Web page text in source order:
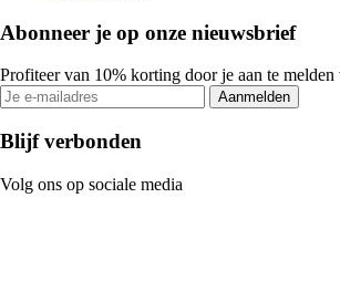
Abonneer je op onze nieuwsbrief
Profiteer van 10% korting door je aan te
Aanmelden
Blijf verbonden
Volg ons op sociale media